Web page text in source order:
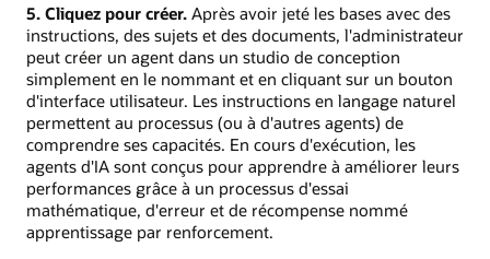
5. Cliquez pour créer. Après avoir jeté les bases avec des
instructions, des sujets et des documents, l'administrateur
peut créer un agent dans un studio de conception
simplement en le nommant et en cliquant sur un bouton
d'interface utilisateur. Les instructions en langage naturel
permettent au processus (ou à d'autres agents) de
comprendre ses capacités. En cours d'exécution, les
agents d'IA sont conçus pour apprendre à améliorer leurs
performances grâce à un processus d'essai
mathématique, d'erreur et de récompense nommé
apprentissage par renforcement.